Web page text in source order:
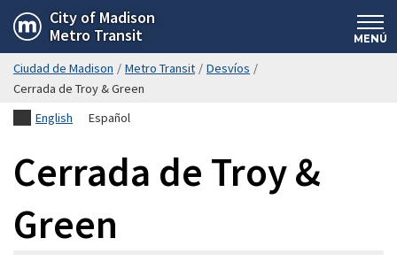
Saltar
hasta
el
contenido
principal
City of Madison
Metro Transit
MENÚ
Ciudad de Madison / Metro Transit / Desvíos /
Cerrada de Troy & Green
English
Español
Cerrada de Troy &
Green